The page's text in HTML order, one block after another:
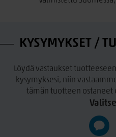
Kuivapesu vaahdolla tai
tasovesipesu max. +30°C
Ei liotusta tai hankausta.
vedellä. Ylimääräinen vesi
KYSYMYKSET /
Löydä vastaukset
kysymyksesi, niin
tämän tuotteen ostaneet